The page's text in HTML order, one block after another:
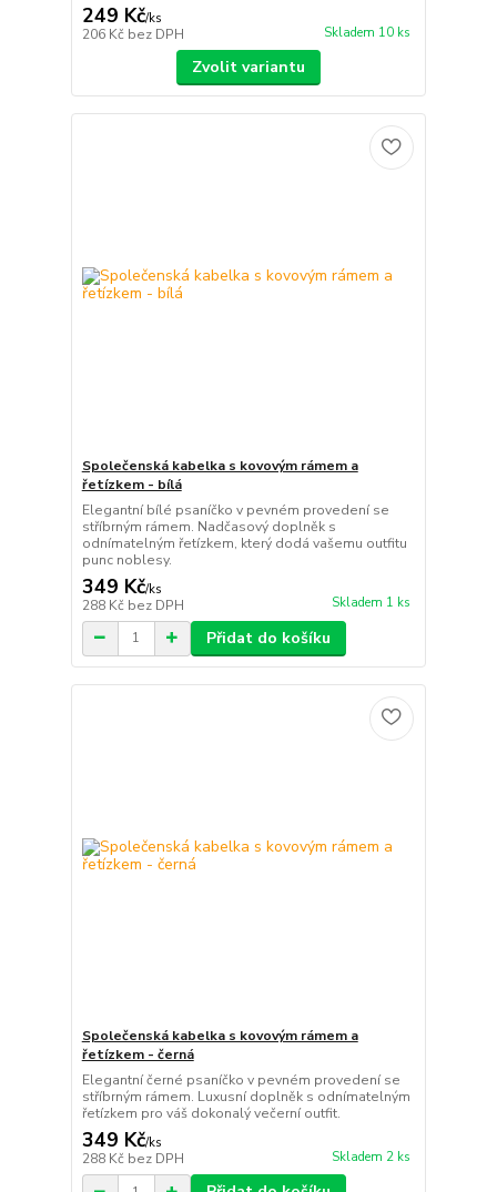
249 Kč/ks
206 Kč bez DPH Skladem 10 ks
Zvolit variantu
Společenská kabelka s kovovým rámem a
řetízkem - bílá
Elegantní bílé psaníčko v pevném provedení se
stříbrným rámem. Nadčasový doplněk s
odnímatelným řetízkem, který dodá vašemu outfitu
punc noblesy.
349 Kč/ks
288 Kč bez DPH Skladem 1 ks
Přidat do košíku
Společenská kabelka s kovovým rámem a
řetízkem - černá
Elegantní černé psaníčko v pevném provedení se
stříbrným rámem. Luxusní doplněk s odnímatelným
řetízkem pro váš dokonalý večerní outfit.
349 Kč/ks
288 Kč bez DPH Skladem 2 ks